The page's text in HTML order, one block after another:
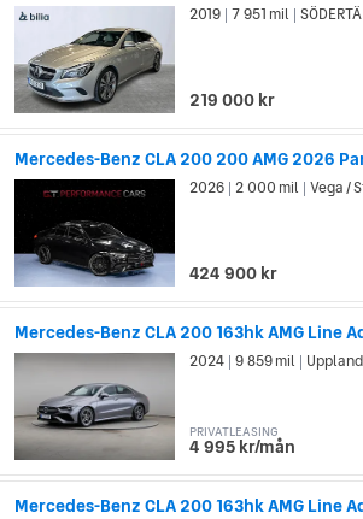
2019 7 951 mil
219 000 kr
2026 2 000 mil Vega /
424 900 kr
Mercedes-Benz CLA 200 163hk AMG Line
2024 9 859 mil
PRIVATLEASING
4 995 kr/mån
Mercedes-Benz CLA 200 163hk AMG Line